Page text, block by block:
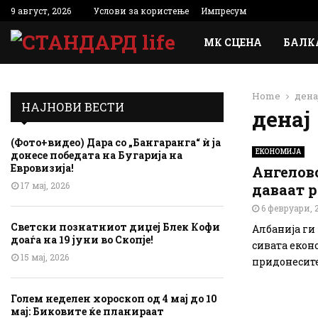
9 август, 2026 Услови за користење Импресум
МК СЦЕНА
Home
денај
ЕКОНОМИЈА
даваат
6 февруари,
Албанија
сивата
НАЈНОВИ ВЕСТИ
(Фото+видео) Дара со „Бангаранга“ ѝ ја
донесе победата на Бугарија на
Евровизија!
17 мај, 2026
Светски познатниот диџеј Блек Кофи
доаѓа на 19 јуни во Скопје!
15 мај, 2026
Голем неделен хороскоп од 4 мај до 10
мај: Биковите ќе планираат